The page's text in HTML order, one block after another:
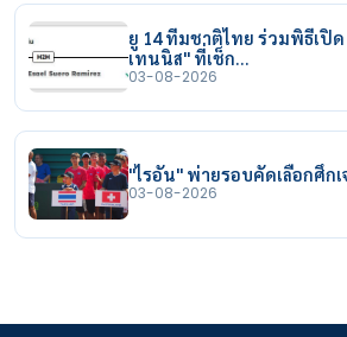
ยู 14 ทีมชาติไทย ร่วมพิธีเปิด
เทนนิส" ที่เช็ก…
03-08-2026
"ไรอัน" พ่ายรอบคัดเลือกศึก
03-08-2026